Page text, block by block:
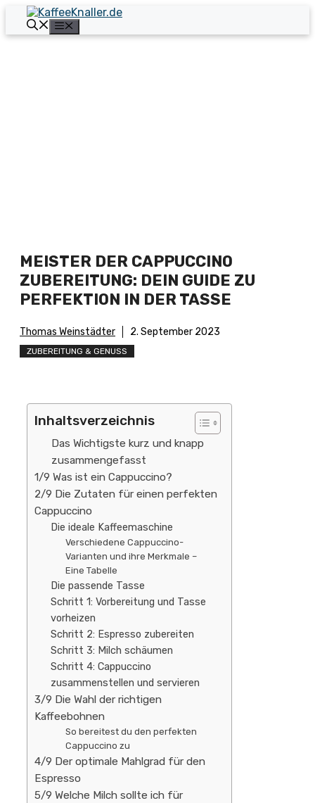
Zum
Inhalt
springen
MEISTER DER CAPPUCCINO
ZUBEREITUNG: DEIN GUIDE ZU
PERFEKTION IN DER TASSE
Thomas Weinstädter 2. September 2023
ZUBEREITUNG & GENUSS
Inhaltsverzeichnis
Das Wichtigste kurz und knapp
zusammengefasst
1/9 Was ist ein Cappuccino?
2/9 Die Zutaten für einen perfekten
Cappuccino
Die ideale Kaffeemaschine
Verschiedene Cappuccino-
Varianten und ihre Merkmale –
Eine Tabelle
Die passende Tasse
Schritt 1: Vorbereitung und Tasse
vorheizen
Schritt 2: Espresso zubereiten
Schritt 3: Milch schäumen
Schritt 4: Cappuccino
zusammenstellen und servieren
3/9 Die Wahl der richtigen
Kaffeebohnen
So bereitest du den perfekten
Cappuccino zu
4/9 Der optimale Mahlgrad für den
Espresso
5/9 Welche Milch sollte ich für